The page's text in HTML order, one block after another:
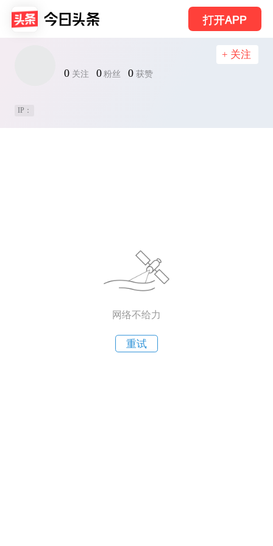
打开APP
0 关注 0 粉丝 0 获赞
+ 关注
IP：
网络不给力
重试